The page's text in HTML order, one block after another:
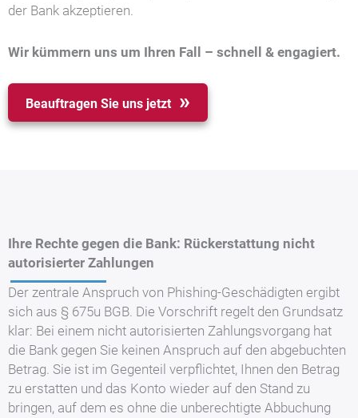
der Bank akzeptieren.
Wir kümmern uns um Ihren Fall – schnell & engagiert.
Beauftragen Sie uns jetzt
Ihre Rechte gegen die Bank: Rückerstattung nicht
autorisierter Zahlungen
Der zentrale Anspruch von Phishing-Geschädigten ergibt
sich aus § 675u BGB. Die Vorschrift regelt den Grundsatz
klar: Bei einem nicht autorisierten Zahlungsvorgang hat
die Bank gegen Sie keinen Anspruch auf den abgebuchten
Betrag. Sie ist im Gegenteil verpflichtet, Ihnen den Betrag
zu erstatten und das Konto wieder auf den Stand zu
bringen, auf dem es ohne die unberechtigte Abbuchung